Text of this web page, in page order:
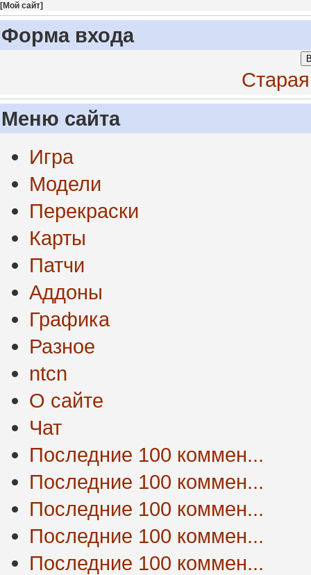
[Мой сайт]
Форма входа
Меню сайта
Игра
Модели
Перекраски
Карты
Патчи
Аддоны
Графика
Разное
ntcn
О сайте
Чат
Последние 100 коммен...
Последние 100 коммен...
Последние 100 коммен...
Последние 100 коммен...
Последние 100 коммен...